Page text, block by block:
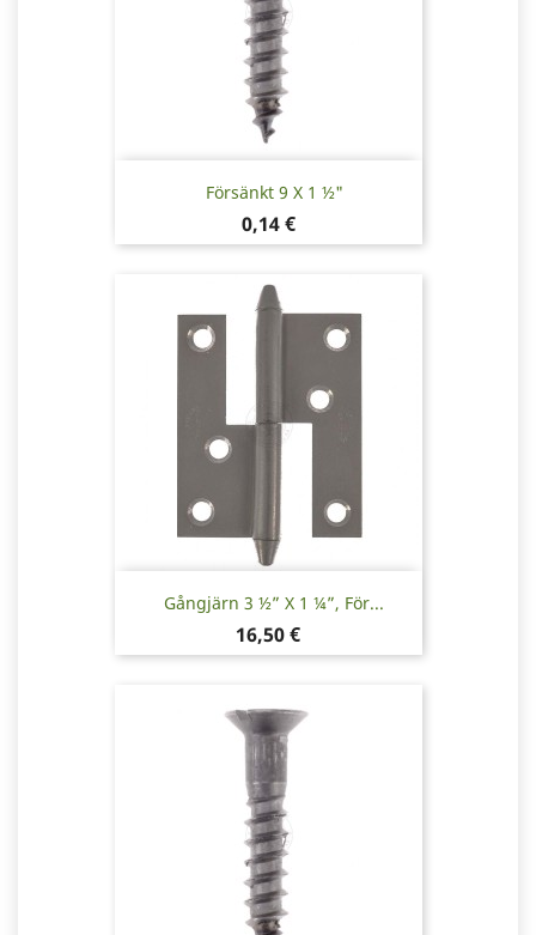
Försänkt 9 X 1 ½"
Pris
0,14 €
Gångjärn 3 ½” X 1 ¼”, För...
Pris
16,50 €